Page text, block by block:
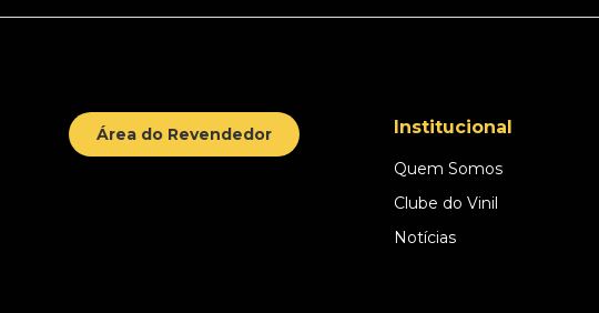
Área do Revendedor Institucional
Quem Somos
Clube do Vinil
Notícias